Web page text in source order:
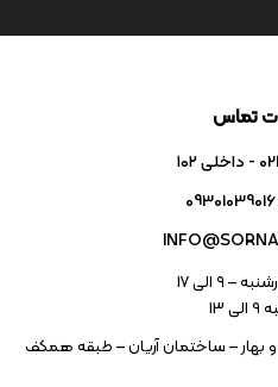
تماس
۱۰۲
– ۹ الی 17
13
و بهار – ساختمان آریان – طبقه همکف